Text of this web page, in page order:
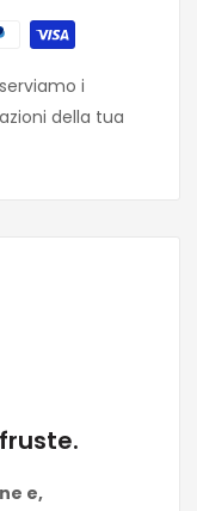
i
della tua
e,